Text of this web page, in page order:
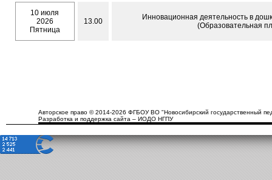
10 июля
2026
Пятница
13.00
Инновационная деятельность в
(Образовательная
Авторское право © 2014-2026 ФГБОУ ВО "Новосибирский государственный
Разработка и поддержка сайта – ИОДО НГПУ